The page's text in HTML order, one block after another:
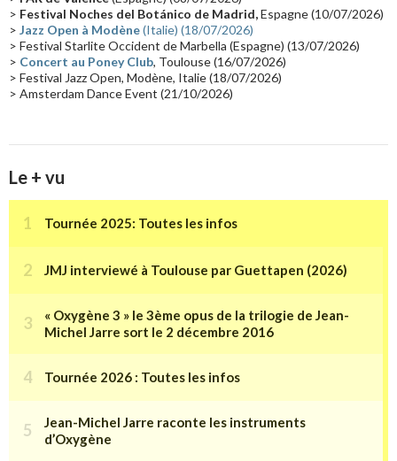
(14) Astronomie (14)
Tournée 2025(14) 2024(14) Chine(13)
> Festival Noches del Botánico de Madrid,Espagne (10/07/2026)
> Jazz Open à Modène(Italie) (18/07/2026)
> Festival Starlite Occident de Marbella (Espagne) (13/07/2026)
> Concert au Poney Club, Toulouse (16/07/2026)
> Festival Jazz Open, Modène, Italie (18/07/2026)
> Amsterdam Dance Event (21/10/2026)
Le + vu